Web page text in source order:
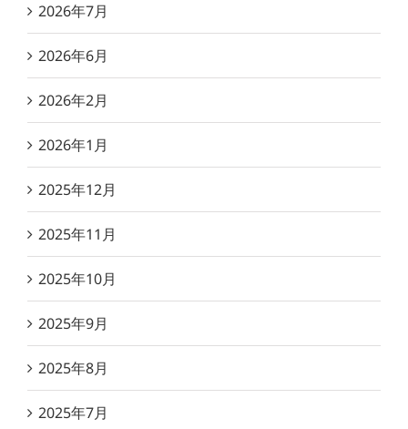
2026年7月
2026年6月
2026年2月
2026年1月
2025年12月
2025年11月
2025年10月
2025年9月
2025年8月
2025年7月